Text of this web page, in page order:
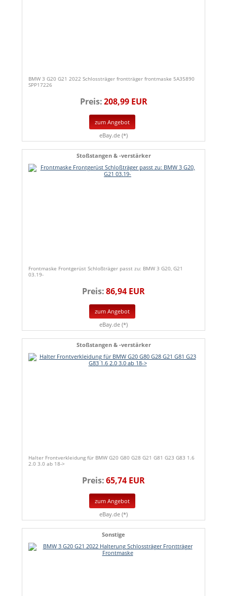
BMW 3 G20 G21 2022 Schlossträger frontträger frontmaske 5A35890
SPP17226
Preis:208,99 EUR
zum Angebot
eBay.de (*)
Stoßstangen & -verstärker
Frontmaske Frontgerüst Schloßträger passt zu: BMW 3 G20, G21
03.19-
Preis:86,94 EUR
zum Angebot
eBay.de (*)
Stoßstangen & -verstärker
Halter Frontverkleidung für BMW G20 G80 G28 G21 G81 G23 G83 1.6
2.0 3.0 ab 18->
Preis:65,74 EUR
zum Angebot
eBay.de (*)
Sonstige